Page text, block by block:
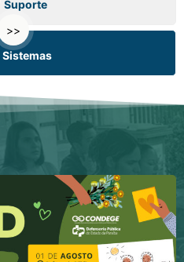
Suporte
>>
Sistemas